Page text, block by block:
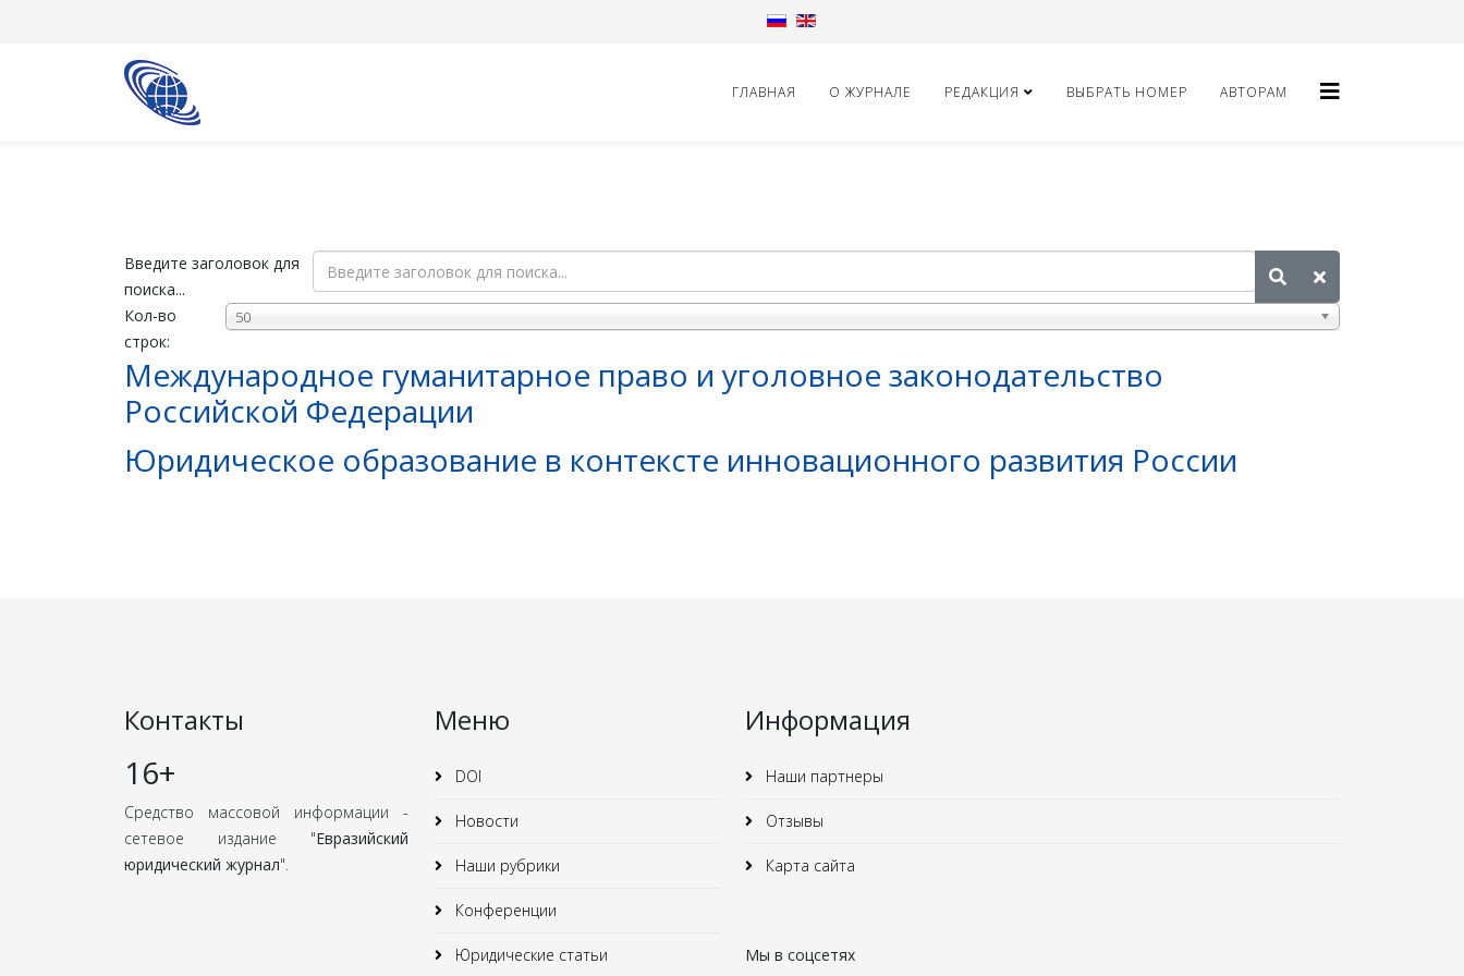
ГЛАВНАЯ О ЖУРНАЛЕ РЕДАКЦИЯ ВЫБРАТЬ НОМЕР АВТОРАМ
Введите заголовок для
поиска...
Кол-во
строк:
50
Международное гуманитарное право и уголовное законодательство
Российской Федерации
Юридическое образование в контексте инновационного развития России
Контакты
16+
Средство массовой информации -
сетевое издание "Евразийский
юридический журнал".
Меню
DOI
Новости
Наши рубрики
Конференции
Юридические статьи
Информация
Наши партнеры
Отзывы
Карта сайта
Мы в соцсетях